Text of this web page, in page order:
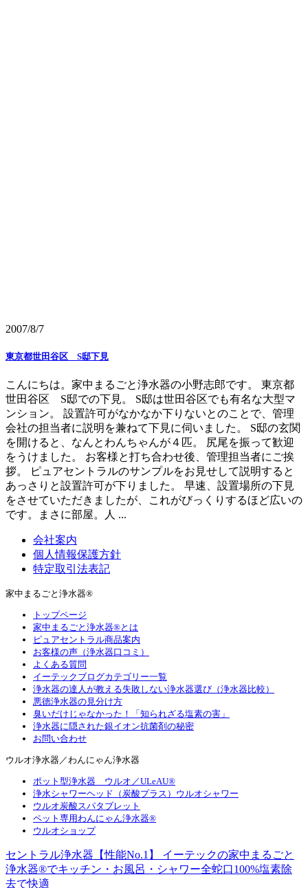
2007/8/7
東京都世田谷区 S邸下見
こんにちは。家中まるごと浄水器の小野志郎です。 東京都
世田谷区 S邸での下見。 S邸は世田谷区でも有名な大型マ
ンション。 設置許可がなかなか下りないとのことで、管理
会社の担当者に説明を兼ねて下見に伺いました。 S邸の玄関
を開けると、なんとわんちゃんが４匹。 尻尾を振って歓迎
をうけました。 お客様と打ち合わせ後、管理担当者にご挨
拶。 ピュアセントラルのサンプルをお見せして説明すると
あっさりと設置許可が下りました。 早速、設置場所の下見
をさせていただきましたが、これがびっくりするほど広いの
です。まさに部屋。人 ...
会社案内
個人情報保護方針
特定取引法表記
家中まるごと浄水器®
トップページ
家中まるごと浄水器®とは
ピュアセントラル商品案内
お客様の声（浄水器口コミ）
よくある質問
イーテックブログカテゴリー一覧
浄水器の達人が教える失敗しない浄水器選び（浄水器比較）
悪徳浄水器の見分け方
臭いだけじゃなかった！「知られざる塩素の害」
浄水器に隠された銀イオン抗菌剤の秘密
お問い合わせ
ウルオ浄水器／わんにゃん浄水器
ポット型浄水器 ウルオ／ULeAU®
浄水シャワーヘッド（炭酸プラス）ウルオシャワー
ウルオ炭酸スパタブレット
ペット専用わんにゃん浄水器®
ウルオショップ
セントラル浄水器【性能No.1】 イーテックの家中まるごと
浄水器®でキッチン・お風呂・シャワー全蛇口100%塩素除
去で快適